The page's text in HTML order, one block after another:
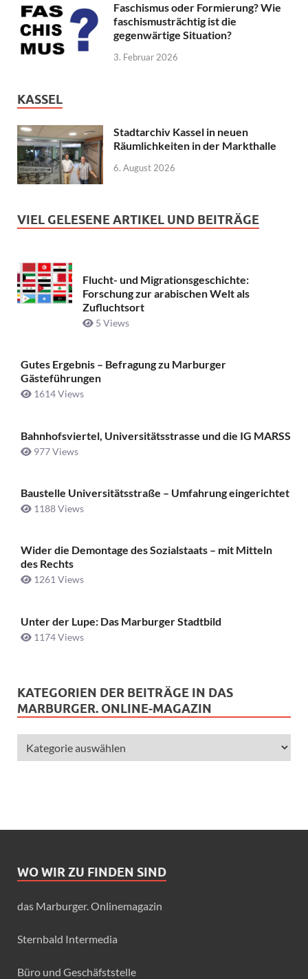
Faschismus oder Formierung? Wie
faschismusträchtig ist die
gegenwärtige Situation?
3. Februar 2026
KASSEL
Stadtarchiv Kassel in neuen
Räumlichkeiten in der Markthalle
6. August 2026
VIEL GELESENE ARTIKEL UND BEITRÄGE
Flucht- und Migrationsgeschichte:
Forschung zur arabischen Welt als
Zufluchtsort
5 Views
Gutes Ergebnis – Befragung zu Marburger
Gästeführungen
1614 Views
Bahnhofsviertel, Universitätsstrasse und die IG MARSS
977 Views
Baustelle Universitätsstraße ­– Umfahrung eingerichtet
1188 Views
Wider die Demontage des Sozialstaats – mit Mitteln
des Rechts
1261 Views
Unter der Lupe: Das Marburger Stadtbild
1174 Views
KATEGORIEN DER BEITRÄGE IN DAS
MARBURGER. ONLINE-MAGAZIN
WO WIR ZU FINDEN SIND
das Marburger. Onlinemagazin
Sternbald Intermedia
Büro und Geschäfststelle